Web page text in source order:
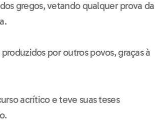
gregos, vetando qualquer prova da
por outros povos, graças à
acrítico e teve suas teses